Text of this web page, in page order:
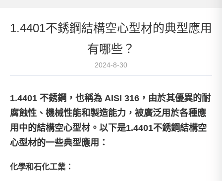
1.4401不銹鋼結構空心型材的典型應用
有哪些？
2024-8-30
1.4401 不銹鋼，也稱為 AISI 316，由於其優異的耐
腐蝕性、機械性能和製造能力，被廣泛用於各種應
用中的結構空心型材。以下是1.4401不銹鋼結構空
心型材的一些典型應用：
化學和石化工業：